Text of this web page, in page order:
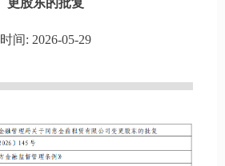
更股东的批复
时间: 2026-05-29